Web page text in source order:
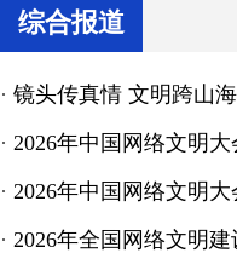
综合报道
· 镜头传真情 文明跨山
· 2026年中国网络文明
· 2026年中国网络文明
· 2026年全国网络文明